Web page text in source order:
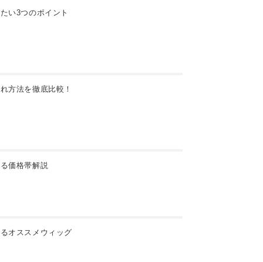
い3つのポイント
方法を徹底比較！
価格帯解説
オススメウィッグ